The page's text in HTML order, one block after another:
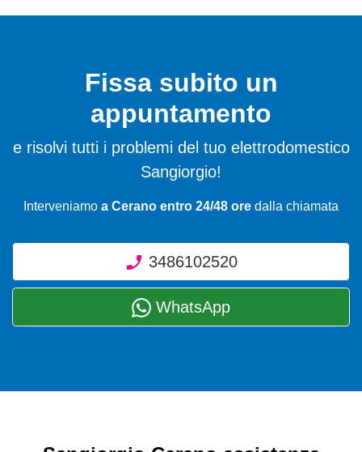
Fissa subito un
appuntamento
e risolvi tutti i problemi del tuo elettrodomestico
Sangiorgio!
Interveniamo a Cerano entro 24/48 ore dalla chiamata
3486102520
WhatsApp